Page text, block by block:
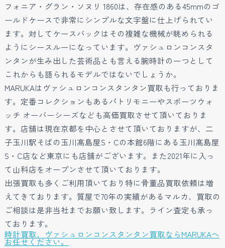
フォニア・グラン・ソヌリ 1860は、存在感のある45mmのゴ
ールドケースで非常にシンプルな文字盤に仕上げられてい
ます。対してケースバックはその複雑な機械が眺められる
ようにシースルーになっています。ヴァシュロンコンスタ
ンタンが生み出した芸術品とも言える腕時計の一つとして
これからも語られるモデルではないでしょうか。
MARUKAはヴァシュロンコンスタンタン買取も行っておりま
す。定番コレクションもあるパトリモニーやスポーツウォ
ッチ オーバーシーズなども高価買取させて頂いておりま
す。店舗は現在京都を中心とさせて頂いておりますが、二
子玉川駅そばの玉川髙島屋S・Cの本館6階にある玉川髙島屋
S・C店など東京にも店舗がございます。また2021年に入っ
て山科店をオープンさせて頂いております。
出張買取も多くご利用頂いており特に骨董品買取依頼は増
えてきております。質屋で70年の実績があるマルカ、買取の
ご相談は是非当社までお願い致します。ライン査定も承っ
ております。
時計買取、ヴァシュロンコンスタンタン買取ならMARUKAへ
お任せください。